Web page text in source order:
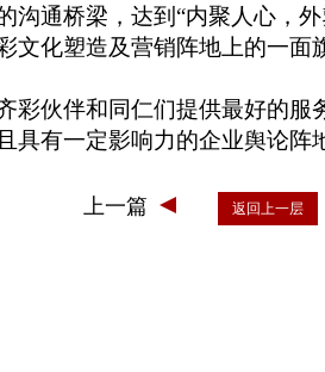
沟通桥梁，达到“内聚人心，
文化塑造及营销阵地上的一
彩伙伴和同仁们提供最好的
具有一定影响力的企业舆论阵
上一篇 返回上一层